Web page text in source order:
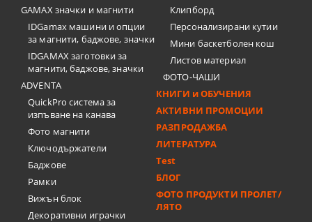
GAMAX значки и магнити
IDGamax машини и опции
за магнити, баджове, значки
IDGAMAX заготовки за
магнити, баджове, значки
ADVENTA
QuickPro система за
изпъване на канава
Фото магнити
Ключодържатели
Баджове
Рамки
Вижън блок
Декоративни играчки
Клипборд
Персонализирани кутии
Мини баскетболен кош
Листов материал
ФОТО-ЧАШИ
КНИГИ и ОБУЧЕНИЯ
АКТИВНИ ПРОМОЦИИ
РАЗПРОДАЖБА
ЛИТЕРАТУРА
Test
БЛОГ
ФОТО ПРОДУКТИ ПРОЛЕТ/
ЛЯТО